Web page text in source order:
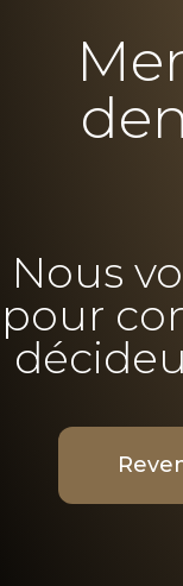
Nous
pour